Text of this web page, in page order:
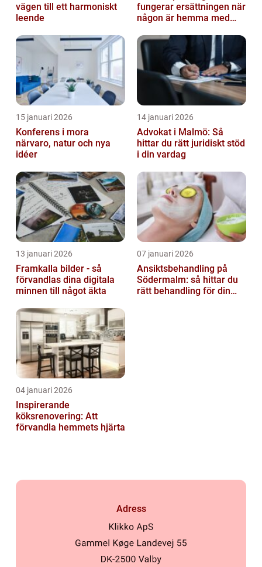
vägen till ett harmoniskt
leende
fungerar ersättningen när
någon är hemma med
15 januari 2026
Konferens i mora
närvaro, natur och nya
idéer
14 januari 2026
Advokat i Malmö: Så
hittar du rätt juridiskt stöd
i din vardag
13 januari 2026
Framkalla bilder - så
förvandlas dina digitala
minnen till något äkta
07 januari 2026
Ansiktsbehandling på
Södermalm: så hittar du
rätt behandling för din
04 januari 2026
Inspirerande
köksrenovering: Att
förvandla hemmets hjärta
Adress